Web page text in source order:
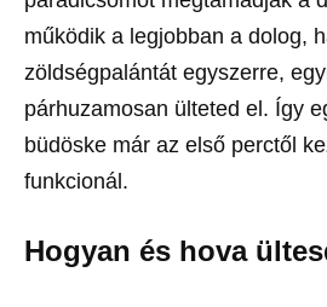
működik a legjobban a dolog,
zöldségpalántát egyszerre,
párhuzamosan ülteted el. Így
büdöske már az első perctől
funkcionál.
Hogyan és hova